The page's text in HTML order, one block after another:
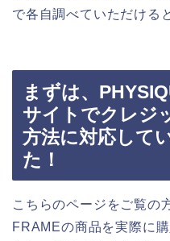
で各自調べていただける
まずは、
サイトでクレジ
方法に対応して
た！
こちらのページをご覧の
FRAMEの商品を実際に